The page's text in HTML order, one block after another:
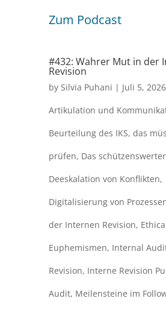
Zum Podcast
#432: Wahrer Mut in der
Revision
by Silvia Puhani | Juli 5, 2026
Artikulation und
Beurteilung des IKS, das
prüfen, Das
Deeskalation von Konflikten,
Digitalisierung von
der Internen Revision,
Euphemismen, Internal
Revision, Interne Revision
Audit, Meilensteine im